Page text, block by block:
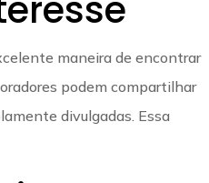
maneira de encontrar
podem compartilhar
divulgadas. Essa